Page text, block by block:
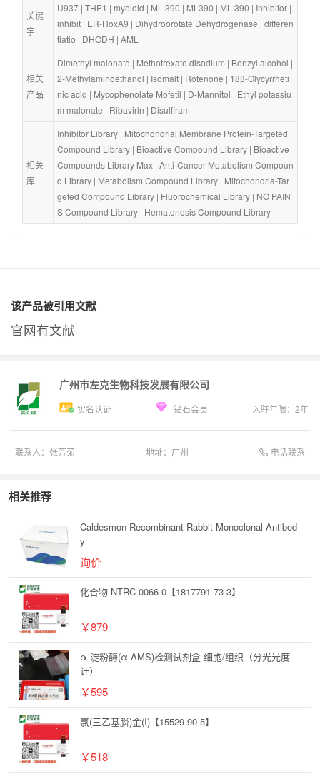
关键
字
U937 | THP1 | myeloid | ML-390 | ML390 | ML 390 | Inhibitor
inhibit | ER-HoxA9 | Dihydroorotate Dehydrogenase | differen
tiatio | DHODH | AML
相关
产品
Dimethyl malonate | Methotrexate disodium | Benzyl alcohol
2-Methylaminoethanol | Isomalt | Rotenone | 18β-Glycyrrheti
nic acid | Mycophenolate Mofetil | D-Mannitol | Ethyl potassiu
m malonate | Ribavirin | Disulfiram
相关
库
Inhibitor Library | Mitochondrial Membrane Protein-Targeted
Compound Library | Bioactive Compound Library | Bioactive
Compounds Library Max | Anti-Cancer Metabolism Compoun
d Library | Metabolism Compound Library | Mitochondria-Tar
geted Compound Library | Fluorochemical Library | NO PAIN
S Compound Library | Hematonosis Compound Library
该产品被引用文献
官网有文献
广州市左克生物科技发展有限公司
实名认证 钻石会员 入驻年限： 2年
联系人： 张芳菊 地址： 广州 电话联系
相关推荐
Caldesmon Recombinant Rabbit Monoclonal Antibod
y
询价
化合物 NTRC 0066-0【1817791-73-3】
￥879
α-淀粉酶(α-AMS)检测试剂盒-细胞/组织（分光光度
计）
￥595
氯(三乙基膦)金(I)【15529-90-5】
￥518